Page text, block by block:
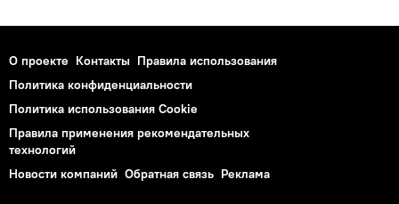
О проекте Контакты Правила использования
Политика конфиденциальности
Политика использования Cookie
Правила применения рекомендательных
технологий
Новости компаний Обратная связь Реклама